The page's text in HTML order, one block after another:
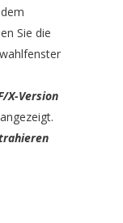
Sie die
X-Version